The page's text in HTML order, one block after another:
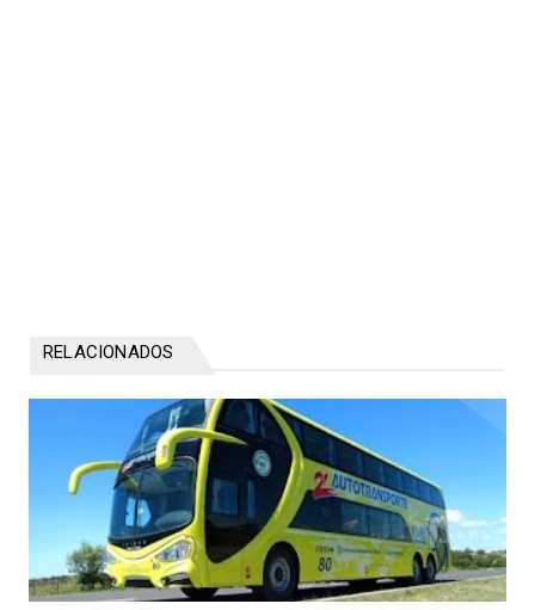
RELACIONADOS